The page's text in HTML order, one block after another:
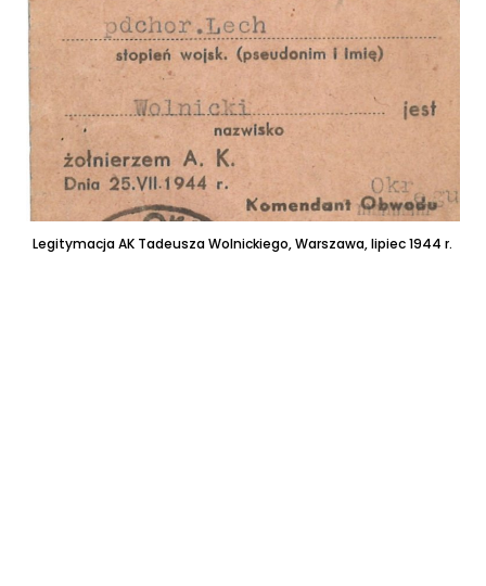
Legitymacja AK Tadeusza Wolnickiego, Warszawa, lipiec 1944 r.